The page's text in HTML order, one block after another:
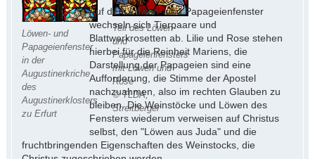
Löwen- und
Papageienfenster
in der
Augustinerkriche
des
Augustinerklosters
zu Erfurt
Teil des Löwen-
und
Papageienfensters
mit Löwen und
Rose
© TLDA,
Streitberger
Auf dem Löwen- und Papageienfenster
wechseln sich Tierpaare und
Blattwerkrosetten ab. Lilie und Rose stehen
hierbei für die Reinheit Mariens, die
Darstellung der Papageien sind eine
Aufforderung, die Stimme der Apostel
nachzuahmen, also im rechten Glauben zu
bleiben. Die Weinstöcke und Löwen des
Fensters wiederum verweisen auf Christus
selbst, den "Löwen aus Juda" und die
fruchtbringenden Eigenschaften des Weinstocks, die